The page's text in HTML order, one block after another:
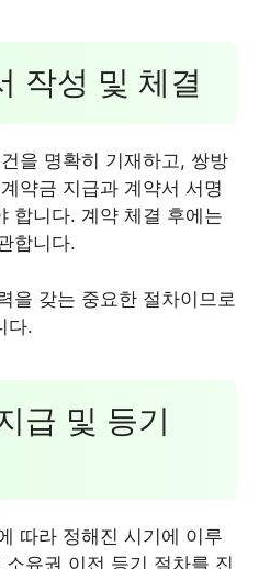
작성 및 체결
을 명확히 기재하고, 쌍방
약금 지급과 계약서 서명
합니다. 계약 체결 후에는
합니다.
을 갖는 중요한 절차이므로
다.
급 및 등기
따라 정해진 시기에 이루
유권 이전 등기 절차를 진